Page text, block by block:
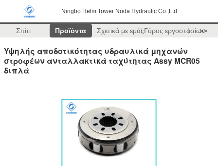
Ningbo Helm Tower Noda Hydraulic Co.,Ltd
Σπίτι Προϊόντα Σχετικά με εμάςΓύρος εργοστασίων
>>
Υψηλής αποδοτικότητας υδραυλικά μηχανών
στροφέων ανταλλακτικά ταχύτητας Assy MCR05
διπλά